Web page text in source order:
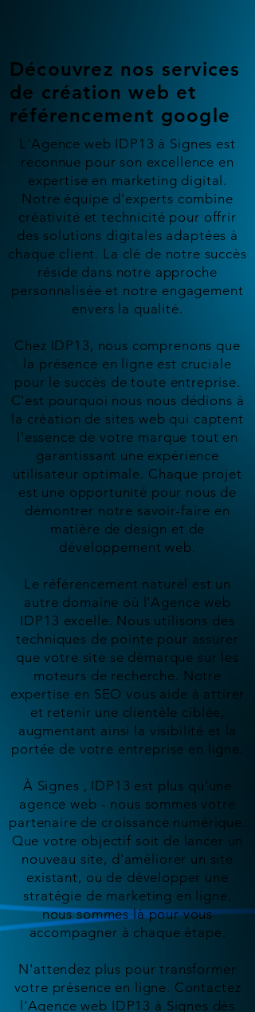
Découvrez nos services
de création web et
référencement google
L'Agence web IDP13 à Signes est
reconnue pour son excellence en
expertise en marketing digital.
Notre équipe d'experts combine
créativité et technicité pour offrir
des solutions digitales adaptées à
chaque client. La clé de notre succès
réside dans notre approche
personnalisée et notre engagement
envers la qualité.
Chez IDP13, nous comprenons que
la présence en ligne est cruciale
pour le succès de toute entreprise.
C'est pourquoi nous nous dédions à
la création de sites web qui captent
l'essence de votre marque tout en
garantissant une expérience
utilisateur optimale. Chaque projet
est une opportunité pour nous de
démontrer notre savoir-faire en
matière de design et de
développement web.
Le référencement naturel est un
autre domaine où l'Agence web
IDP13 excelle. Nous utilisons des
techniques de pointe pour assurer
que votre site se démarque sur les
moteurs de recherche. Notre
expertise en SEO vous aide à attirer
et retenir une clientèle ciblée,
augmentant ainsi la visibilité et la
portée de votre entreprise en ligne.
À Signes , IDP13 est plus qu'une
agence web - nous sommes votre
partenaire de croissance numérique.
Que votre objectif soit de lancer un
nouveau site, d'améliorer un site
existant, ou de développer une
stratégie de marketing en ligne,
nous sommes là pour vous
accompagner à chaque étape.
N'attendez plus pour transformer
votre présence en ligne. Contactez
l'Agence web IDP13 à Signes dès